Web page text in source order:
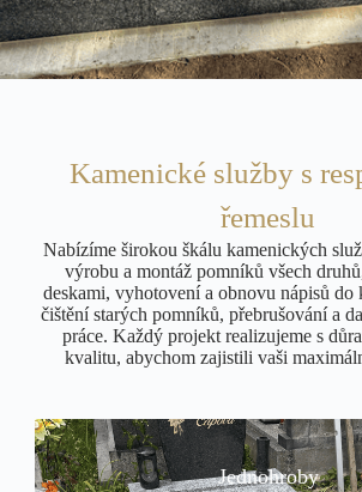
Kamenické služby s
řemeslu
Nabízíme širokou škálu kamenických
výrobu a montáž pomníků všech
deskami, vyhotovení a obnovu nápisů do
čištění starých pomníků, přebrušování a
práce. Každý projekt realizujeme s
kvalitu, abychom zajistili vaši
Jednohroby